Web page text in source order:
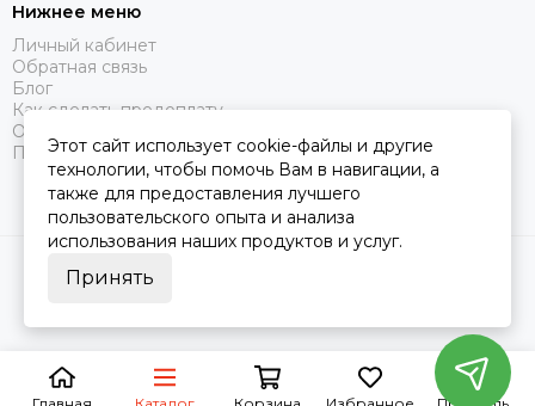
Нижнее меню
Личный кабинет
Обратная связь
Блог
Как сделать предоплату
Оферта
Политика конфиденциальности
2026 © Царство Сна.
Этот сайт использует cookie-файлы и другие
технологии, чтобы помочь Вам в навигации, а
также для предоставления лучшего
пользовательского опыта и анализа
использования наших продуктов и услуг.
Принять